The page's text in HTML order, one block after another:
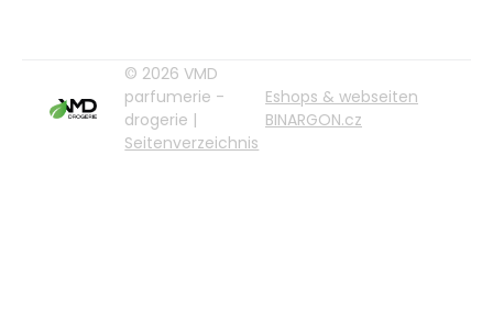
© 2026 VMD
parfumerie -
drogerie |
Seitenverzeichnis
Eshops & webseiten
BINARGON.cz